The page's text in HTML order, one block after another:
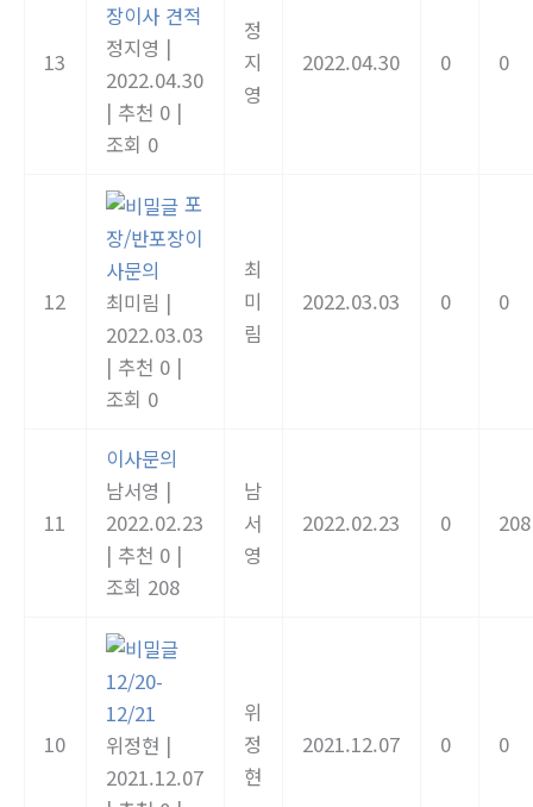
13
장이사 견적
정지영 |
2022.04.30
| 추천 0 |
조회 0
정
지
영
2022.04.30 0 0
12
포
장/반포장이
사문의
최미림 |
2022.03.03
| 추천 0 |
조회 0
최
미
림
2022.03.03 0 0
11
이사문의
남서영 |
2022.02.23
| 추천 0 |
조회 208
남
서
영
2022.02.23 0 208
10
12/20-
12/21
위정현 |
2021.12.07
위
정
현
2021.12.07 0 0